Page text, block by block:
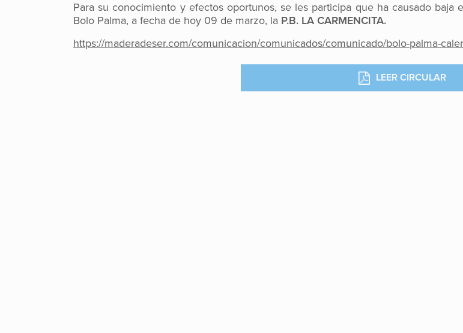
Para su conocimiento y efectos oportunos, se les participa que ha causado baja
Bolo Palma, a fecha de hoy 09 de marzo, la P.B. LA CARMENCITA.
https://maderadeser.com/comunicacion/comunicados/comunicado/bolo-palma-
LEER CIRCULAR